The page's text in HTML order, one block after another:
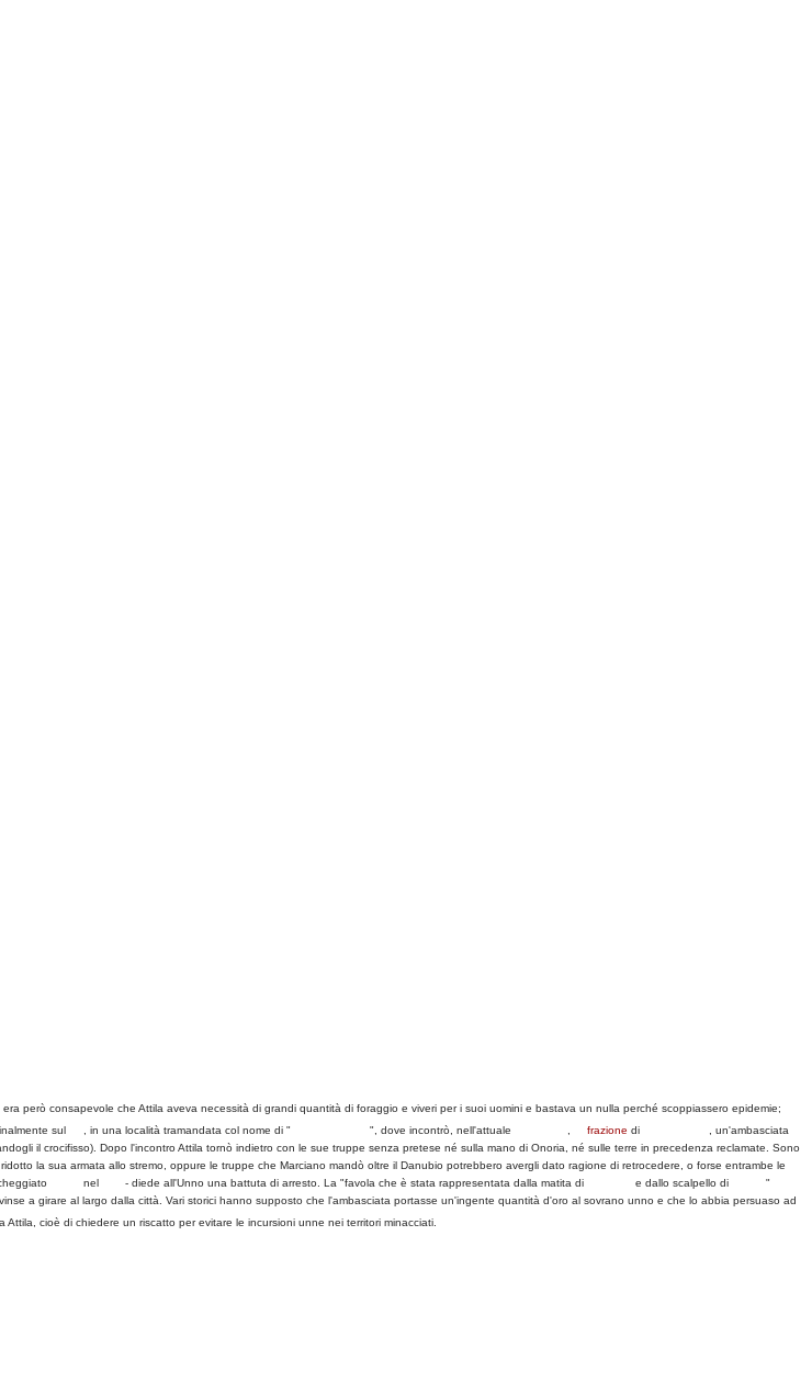
però consapevole che Attila aveva necessità di grandi quantità di foraggio e viveri per i suoi uomini e bastava un nulla perché scoppiassero epidemie;
sul
, in una località tramandata col nome di " ", dove incontrò, nell'attuale frazione di
, un'ambasciata
il crocifisso). Dopo l'incontro Attila tornò indietro con le sue truppe senza pretese né sulla mano di Onoria, né sulle terre in precedenza reclamate. Sono
la sua armata allo stremo, oppure le truppe che Marciano mandò oltre il Danubio potrebbero avergli dato ragione di retrocedere, o forse entrambe le
nel - diede all'Unno una battuta di arresto. La "favola che è stata rappresentata dalla matita di e dallo scalpello di
"
a girare al largo dalla città. Vari storici hanno supposto che l'ambasciata portasse un'ingente quantità d'oro al sovrano unno e che lo abbia persuaso ad
cioè di chiedere un riscatto per evitare le incursioni unne nei territori minacciati.